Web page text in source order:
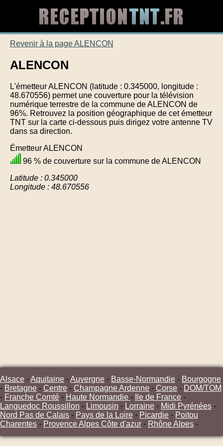
Revenir à la page ALENCON
ALENCON
L'émetteur ALENCON (latitude : 0.345000, longitude :
48.670556) permet une couverture pour la télévision
numérique terrestre de la commune de ALENCON de
96%. Retrouvez la position géographique de cet émetteur
TNT sur la carte ci-dessous puis dirigez votre antenne TV
dans sa direction.
Émetteur ALENCON
96 % de couverture sur la commune de ALENCON
Latitude : 0.345000
Longitude : 48.670556
Alsace -Aquitaine -Auvergne - Basse-Normandie - Bourgogne
- Bretagne - Centre - Champagne Ardenne - Corse - DOM/TOM
- Franche Comté - Haute Normandie - Ile de France -
Languedoc Roussillon - Limousin - Lorraine - Midi Pyrénées -
Nord Pas de Calais - Pays de la Loire - Picardie - Poitou
Charentes - Provence Alpes Côte d'azur - Rhône Alpes -